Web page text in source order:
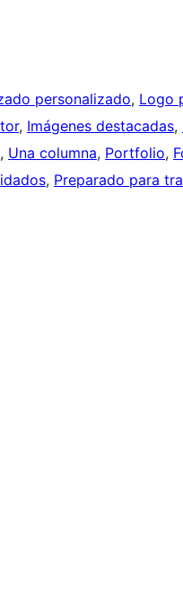
personalizado, Logo
, Imágenes destacadas,
, Una columna, Portfolio,
, Preparado para